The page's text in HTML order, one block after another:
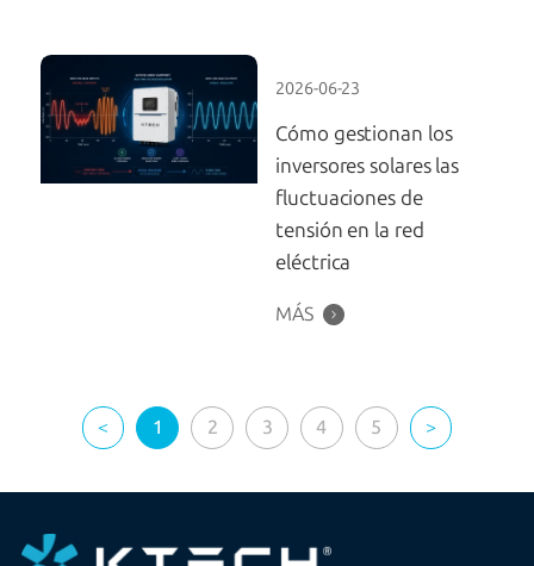
2026-06-23
Cómo gestionan los
inversores solares las
fluctuaciones de
tensión en la red
eléctrica
MÁS
< 1 2 3 4 5 >